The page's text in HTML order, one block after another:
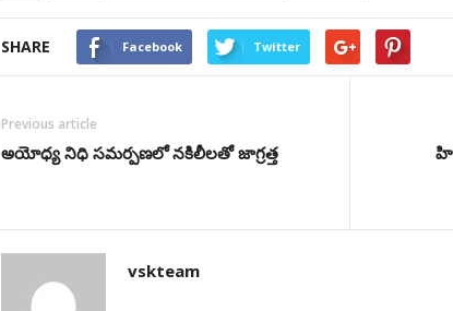
SHARE Facebook Twitter
Previous article
అయోధ్య నిధి స‌మ‌ర్ప‌ణలో న‌కిలీల‌తో జాగ్ర‌త్త‌
vskteam